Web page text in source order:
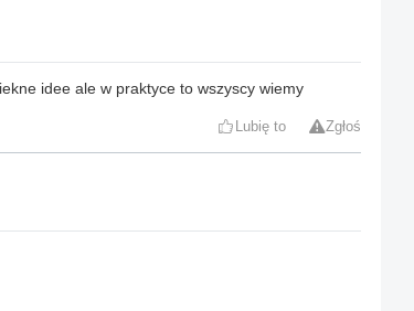
idee ale w praktyce to wszyscy wiemy
Lubię to Zgłoś